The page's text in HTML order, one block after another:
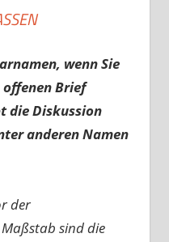
wenn Sie
Brief
die Diskussion
anderen Namen
der
sind die